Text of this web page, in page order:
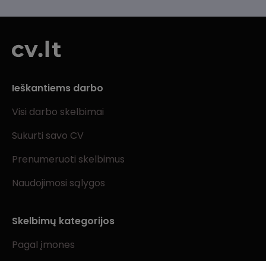
Ieškantiems darbo
Visi darbo skelbimai
Sukurti savo CV
Prenumeruoti skelbimus
Naudojimosi sąlygos
Skelbimų kategorijos
Pagal įmones